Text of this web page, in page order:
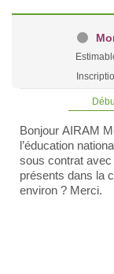
Bonjour AIRAM
l’éducation
sous contrat avec
présents dans la
environ ? Merci.